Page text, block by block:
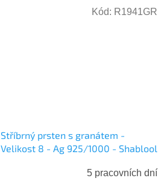
prstenu: 6 mm Hmotnost: 3,50 g
Stříbrný prsten s granátem -
Velikost 8 - Ag 925/1000 - Shablool
5 pracovních dní
Kód: R1941GR